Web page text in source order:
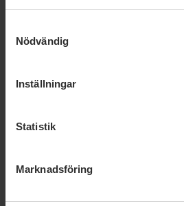
Nödvändig
Inställningar
Statistik
Marknadsföring
Dela denna sida